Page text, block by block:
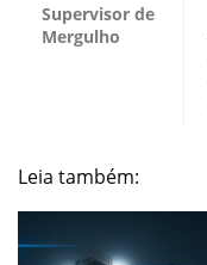
Supervisor de
Mergulho
Leia também: